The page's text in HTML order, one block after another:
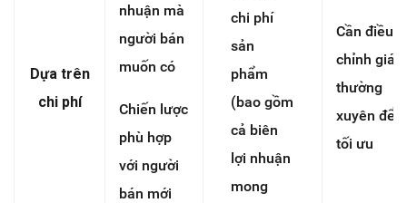
Dựa trên
chi phí
nhuận mà
người bán
muốn có
Chiến lược
phù hợp
với người
bán mới
chi phí
sản
phẩm
(bao gồm
cả biên
lợi nhuận
mong
Cần điều
chỉnh giá
thường
xuyên để
tối ưu